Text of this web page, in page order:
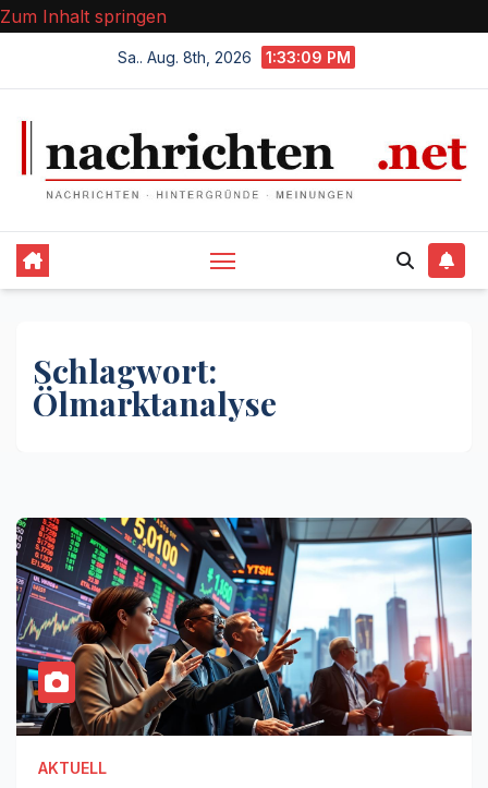
Zum Inhalt springen
Sa.. Aug. 8th, 2026 1:33:09 PM
Schlagwort:
Ölmarktanalyse
AKTUELL